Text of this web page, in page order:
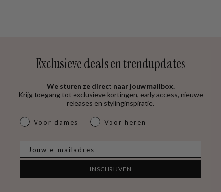
Exclusieve deals en trendupdates
We sturen ze direct naar jouw mailbox.
Krijg toegang tot exclusieve kortingen, early access, nieuwe
releases en stylinginspiratie.
dames & heren
Voor dames Voor heren
INSCHRIJVEN